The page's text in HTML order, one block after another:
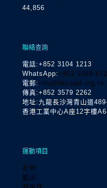
44,856
聯絡查詢
電話:+852 3104 1213
WhatsApp: +852 9389
電郵: info@hkcsad.org.hk
傳真:+852 3579 2262
地址:九龍長沙灣青山道
香港工業中心A座12字樓
運動項目
足球
籃球